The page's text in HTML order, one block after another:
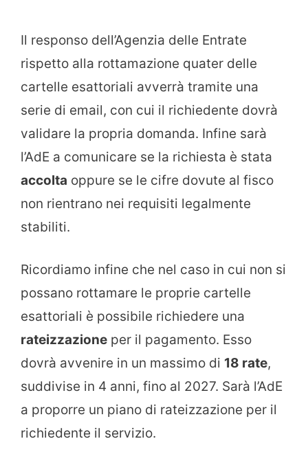
Il responso dell’Agenzia delle Entrate
rispetto alla rottamazione quater delle
cartelle esattoriali avverrà tramite una
serie di email, con cui il richiedente dovrà
validare la propria domanda. Infine sarà
l’AdE a comunicare se la richiesta è stata
accolta oppure se le cifre dovute al fisco
non rientrano nei requisiti legalmente
stabiliti.
Ricordiamo infine che nel caso in cui non si
possano rottamare le proprie cartelle
esattoriali è possibile richiedere una
rateizzazione per il pagamento. Esso
dovrà avvenire in un massimo di 18 rate,
suddivise in 4 anni, fino al 2027. Sarà l’AdE
a proporre un piano di rateizzazione per il
richiedente il servizio.